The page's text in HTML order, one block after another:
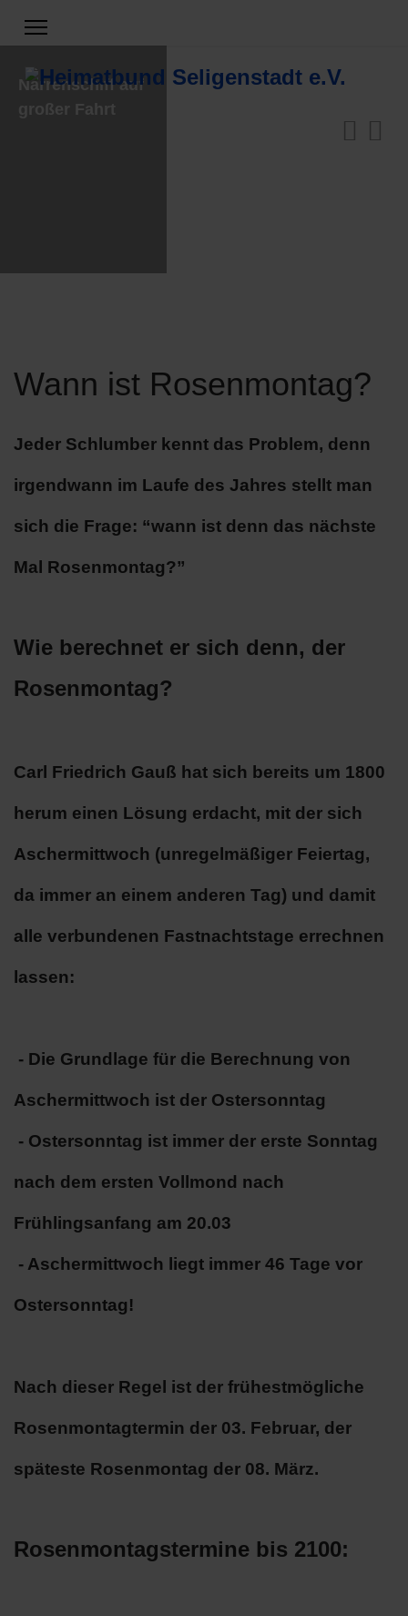
Narrenschiff auf
Wann ist Rosenmontag?
Jeder Schlumber kennt das Problem, denn
irgendwann im Laufe des Jahres stellt man
sich die Frage: “wann ist denn das nächste
Mal Rosenmontag?”
Wie berechnet er sich denn, der
Rosenmontag?
Carl Friedrich Gauß hat sich bereits um 1800
herum einen Lösung erdacht, mit der sich
Aschermittwoch (unregelmäßiger Feiertag,
da immer an einem anderen Tag) und damit
alle verbundenen Fastnachtstage errechnen
lassen:
- Die Grundlage für die Berechnung von
Aschermittwoch ist der Ostersonntag
- Ostersonntag ist immer der erste Sonntag
nach dem ersten Vollmond nach
Frühlingsanfang am 20.03
- Aschermittwoch liegt immer 46 Tage vor
Ostersonntag!
Nach dieser Regel ist der frühestmögliche
Rosenmontagtermin der 03. Februar, der
späteste Rosenmontag der 08. März.
Rosenmontagstermine bis 2100: